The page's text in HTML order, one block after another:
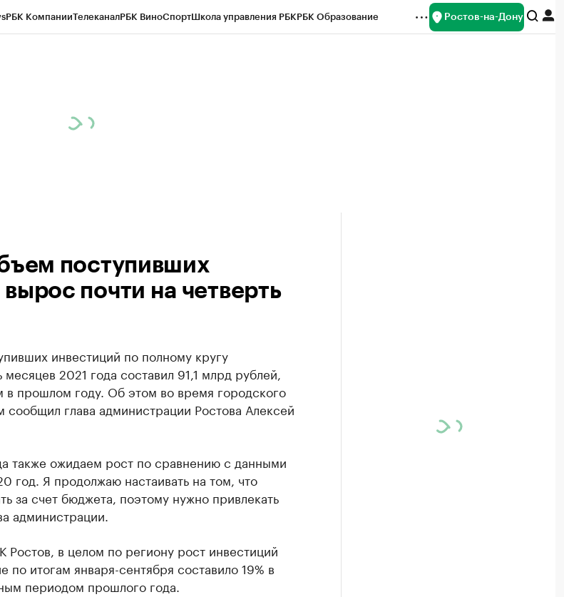
РБК КомпанииТелеканалРБК ВиноСпортШкола управления РБКРБК Образование Ростов-на-Дону
поступивших
почти на четверть
инвестиций по полному кругу
2021 года составил 91,1 млрд рублей,
в прошлом году. Об этом во время городского
сообщил глава администрации Ростова Алексей
также ожидаем рост по сравнению с данными
год. Я продолжаю настаивать на том, что
за счет бюджета, поэтому нужно привлекать
администрации.
Ростов, в целом по региону рост инвестиций
итогам января-сентября составило 19% в
периодом прошлого года.